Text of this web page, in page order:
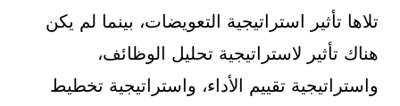
تلاها تأثير استراتيجية التعويضات، بينما لم يكن
هناك تأثير لاستراتيجية تحليل الوظائف،
واستراتيجية تقييم الأداء، واستراتيجية تخطيط